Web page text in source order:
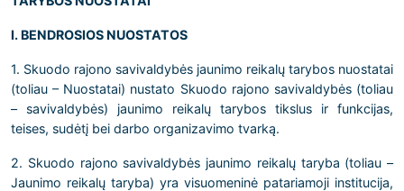
I. BENDROSIOS NUOSTATOS
1. Skuodo rajono savivaldybės jaunimo reikalų tarybos nuostatai
(toliau – Nuostatai) nustato Skuodo rajono savivaldybės (toliau
– savivaldybės) jaunimo reikalų tarybos tikslus ir funkcijas,
teises, sudėtį bei darbo organizavimo tvarką.
2. Skuodo rajono savivaldybės jaunimo reikalų taryba (toliau –
Jaunimo reikalų taryba) yra visuomeninė patariamoji institucija,